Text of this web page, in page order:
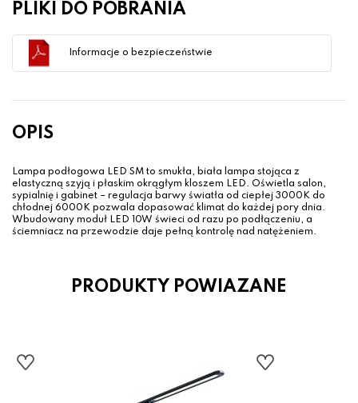
PLIKI DO POBRANIA
Informacje o bezpieczeństwie
OPIS
Lampa podłogowa LED SM to smukła, biała lampa stojąca z
elastyczną szyją i płaskim okrągłym kloszem LED. Oświetla salon,
sypialnię i gabinet – regulacja barwy światła od ciepłej 3000K do
chłodnej 6000K pozwala dopasować klimat do każdej pory dnia.
Wbudowany moduł LED 10W świeci od razu po podłączeniu, a
ściemniacz na przewodzie daje pełną kontrolę nad natężeniem.
PRODUKTY POWIAZANE